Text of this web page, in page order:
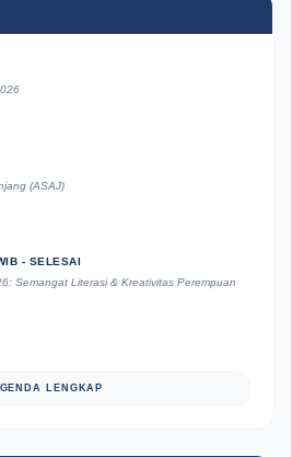
(ASAJ)
- SELESAI
Semangat Literasi & Kreativitas Perempuan
LENGKAP